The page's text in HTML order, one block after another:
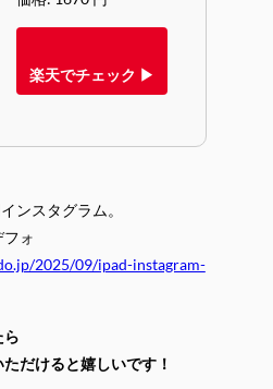
楽天でチェック ▶
ンスタグラム。
ォ
2025/09/ipad-instagram-
ら
だけると嬉しいです！